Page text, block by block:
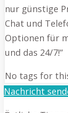
nur günstige
Chat und
Optionen für
und das 24/7!“
No tags for
Nachricht